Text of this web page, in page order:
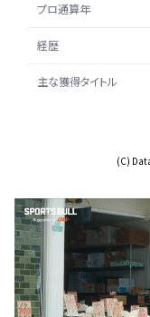
プロ通算年
経歴
主な獲得タイトル
(C)